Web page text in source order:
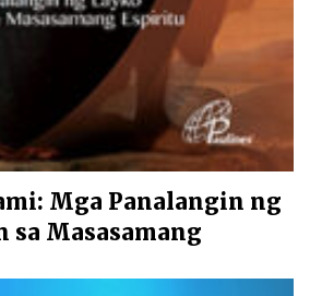
Mga Panalangin ng
sa Masasamang